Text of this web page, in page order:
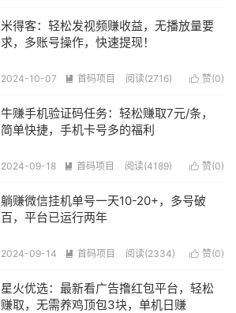
米得客：轻松发视频赚收益，无播放量要
求，多账号操作，快速提现！
 赞(0)
2024-10-07  首码项目 阅读(2716)
牛赚手机验证码任务：轻松赚取7元/条，
简单快捷，手机卡号多的福利
 赞(0)
2024-09-18  首码项目 阅读(4189)
躺赚微信挂机单号一天10-20+，多号破
百，平台已运行两年
 赞(0)
2024-09-14  首码项目 阅读(2334)
星火优选：最新看广告撸红包平台，轻松
赚取，无需养鸡顶包3块，单机日赚